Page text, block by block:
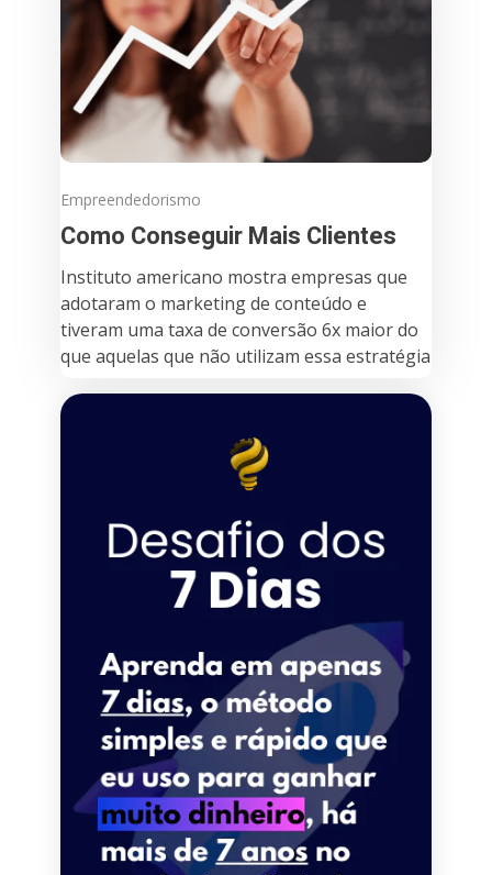
Empreendedorismo
Como Conseguir Mais Clientes
Instituto americano mostra empresas que
adotaram o marketing de conteúdo e
tiveram uma taxa de conversão 6x maior do
que aquelas que não utilizam essa estratégia